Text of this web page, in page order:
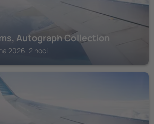
Autograph Collection
2026, 2 noci